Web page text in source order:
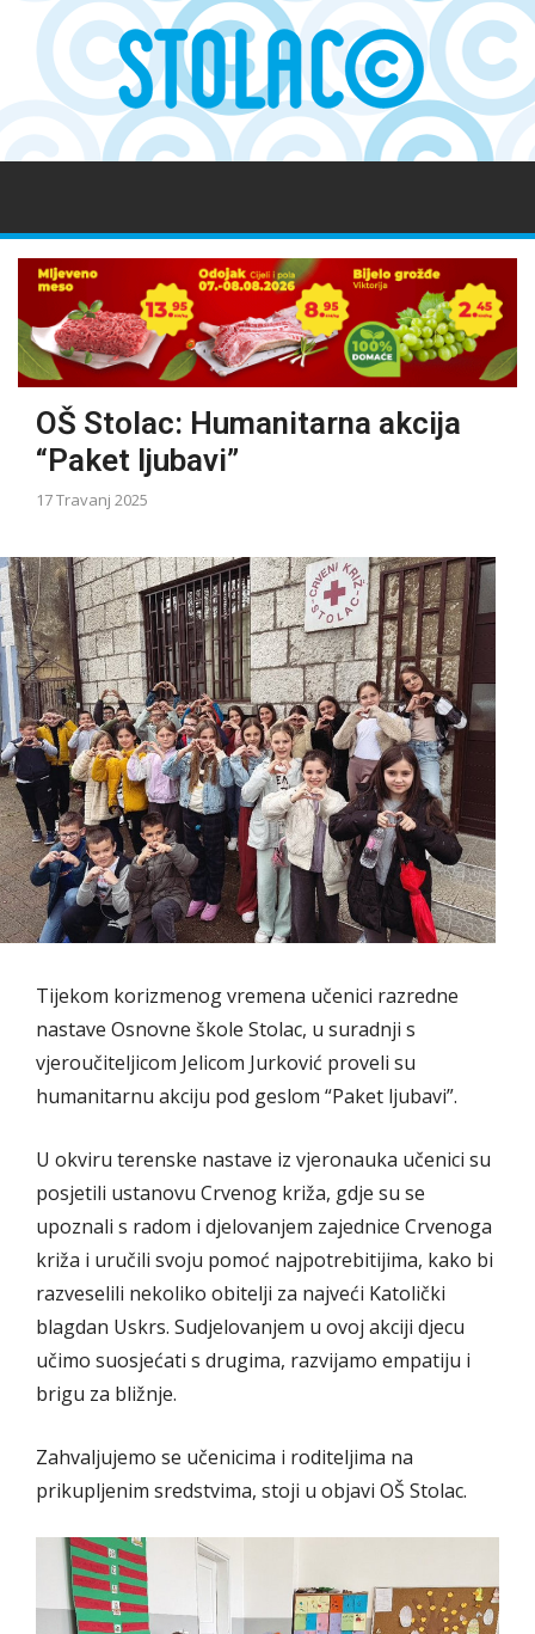
OŠ Stolac: Humanitarna akcija
“Paket ljubavi”
17 Travanj 2025
Tijekom korizmenog vremena učenici razredne
nastave Osnovne škole Stolac, u suradnji s
vjeroučiteljicom Jelicom Jurković proveli su
humanitarnu akciju pod geslom “Paket ljubavi”.
U okviru terenske nastave iz vjeronauka učenici su
posjetili ustanovu Crvenog križa, gdje su se
upoznali s radom i djelovanjem zajednice Crvenoga
križa i uručili svoju pomoć najpotrebitijima, kako bi
razveselili nekoliko obitelji za najveći Katolički
blagdan Uskrs. Sudjelovanjem u ovoj akciji djecu
učimo suosjećati s drugima, razvijamo empatiju i
brigu za bližnje.
Zahvaljujemo se učenicima i roditeljima na
prikupljenim sredstvima, stoji u objavi OŠ Stolac.